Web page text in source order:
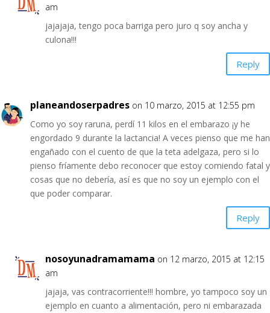
am
jajajaja, tengo poca barriga pero juro q soy ancha y
culona!!!
Reply
planeandoserpadres on 10 marzo, 2015 at 12:55 pm
Como yo soy raruna, perdí 11 kilos en el embarazo ¡y he
engordado 9 durante la lactancia! A veces pienso que me han
engañado con el cuento de que la teta adelgaza, pero si lo
pienso fríamente debo reconocer que estoy comiendo fatal y
cosas que no debería, así es que no soy un ejemplo con el
que poder comparar.
Reply
nosoyunadramamama on 12 marzo, 2015 at 12:15
am
jajaja, vas contracorriente!!! hombre, yo tampoco soy un
ejemplo en cuanto a alimentación, pero ni embarazada